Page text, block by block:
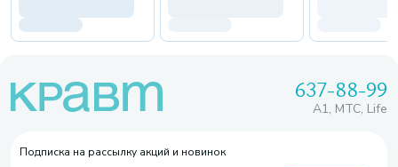
637-88-99
A1, МТС, Life
Подписка на рассылку акций и новинок